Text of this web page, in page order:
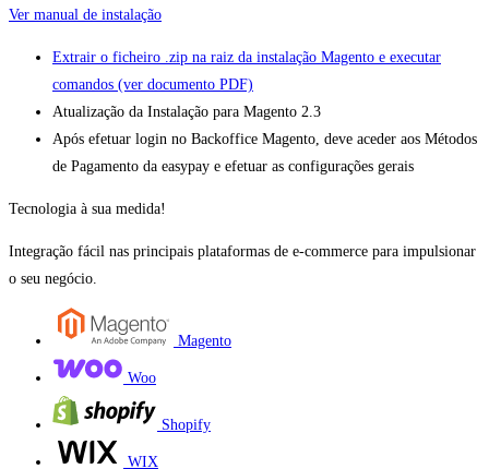
Ver manual de instalação
Extrair o ficheiro .zip na raiz da instalação Magento e executar
comandos (ver documento PDF)
Atualização da Instalação para Magento 2.3
Após efetuar login no Backoffice Magento, deve aceder aos Métodos
de Pagamento da easypay e efetuar as configurações gerais
Tecnologia à sua medida!
Integração fácil nas principais plataformas de e-commerce para impulsionar
o seu negócio.
Magento
Woo
Shopify
WIX